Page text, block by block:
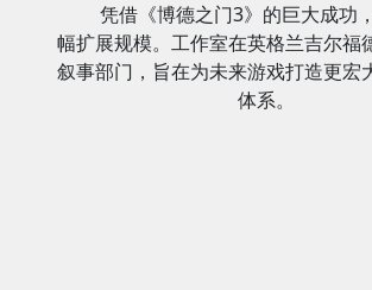
凭借《博德之门3》的巨大成功
幅扩展规模。工作室在英格兰吉尔福
叙事部门，旨在为未来游戏打造更宏
体系。